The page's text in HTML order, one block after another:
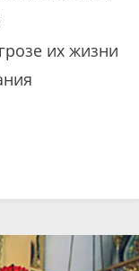
их жизни